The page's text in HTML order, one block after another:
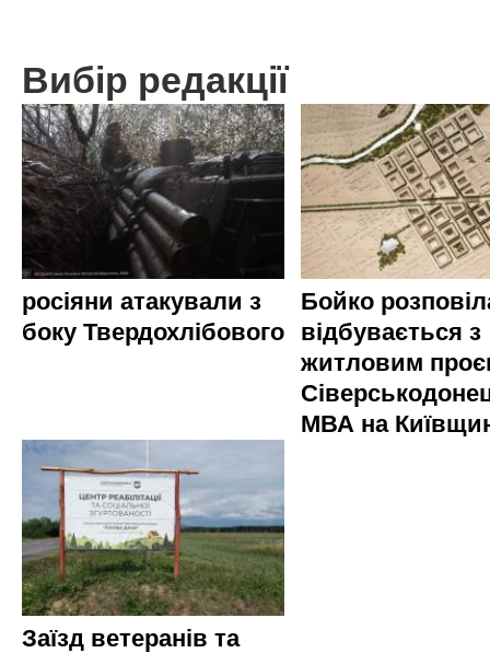
Вибір редакції
росіяни атакували з
боку Твердохлібового
Бойко
відбувається з
житловим
МВА на
Заїзд ветеранів та